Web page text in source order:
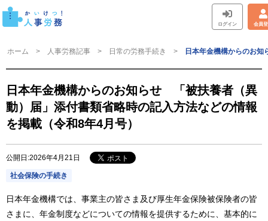
ログイン 会員
ホーム 人事労務記事 日常の労務手続き 日本年金機構からのお
日本年金機構からのお知らせ 「被扶養者（異
動）届」添付書類省略時の記入方法などの情報
を掲載（令和8年4月号）
公開日:2026年4月21日
社会保険の手続き
日本年金機構では、事業主の皆さま及び厚生年金保険被保険者の皆
さまに、年金制度などについての情報を提供するために、基本的に